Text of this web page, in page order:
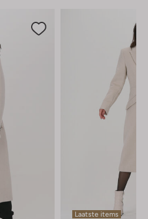
Laatste items